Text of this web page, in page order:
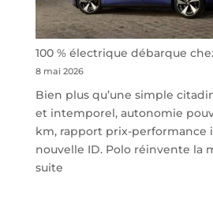
100 % électrique débarque
8 mai 2026
Bien plus qu’une simple
et intemporel, autonomie
km, rapport prix-performance
nouvelle ID. Polo réinvente la
suite: